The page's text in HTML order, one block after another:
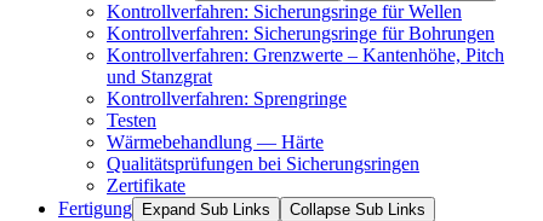
Kontrollverfahren: Sicherungsringe für Wellen
Kontrollverfahren: Sicherungsringe für Bohrungen
Kontrollverfahren: Grenzwerte – Kantenhöhe, Pitch
und Stanzgrat
Kontrollverfahren: Sprengringe
Testen
Wärmebehandlung — Härte
Qualitätsprüfungen bei Sicherungsringen
Zertifikate
Fertigung
Expand Sub Links Collapse Sub Links